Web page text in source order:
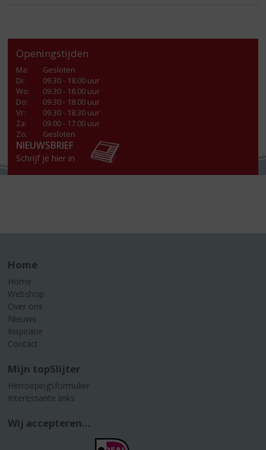
Openingstijden
Ma:
Gesloten
Di:
09.30 - 18.00 uur
Wo:
09.30 - 18.00 uur
Do:
09.30 - 18.00 uur
Vr:
09.30 - 18.30 uur
Za:
09.00 - 17.00 uur
Zo:
Gesloten
NIEUWSBRIEF
Schrijf je hier in
Home
Home
Webshop
Over ons
Nieuws
Inspiratie
Contact
Mijn topSlijter
Herroepingsformulier
Interessante links
Wij accepteren...